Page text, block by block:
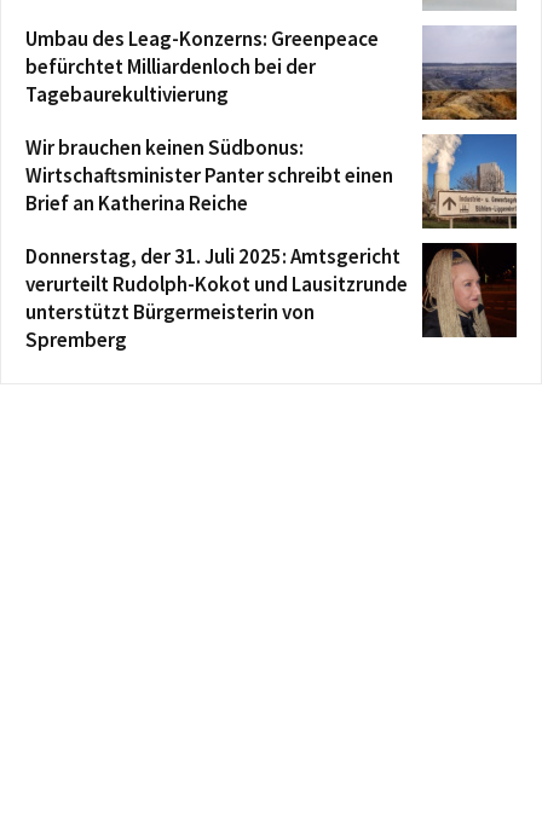
Umbau des Leag-Konzerns: Greenpeace
befürchtet Milliardenloch bei der
Tagebaurekultivierung
Wir brauchen keinen Südbonus:
Wirtschaftsminister Panter schreibt einen
Brief an Katherina Reiche
Donnerstag, der 31. Juli 2025: Amtsgericht
verurteilt Rudolph-Kokot und Lausitzrunde
unterstützt Bürgermeisterin von
Spremberg